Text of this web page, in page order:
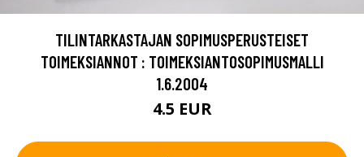
TILINTARKASTAJAN SOPIMUSPERUSTEISET
TOIMEKSIANNOT : TOIMEKSIANTOSOPIMUSMALLI
1.6.2004
4.5 EUR